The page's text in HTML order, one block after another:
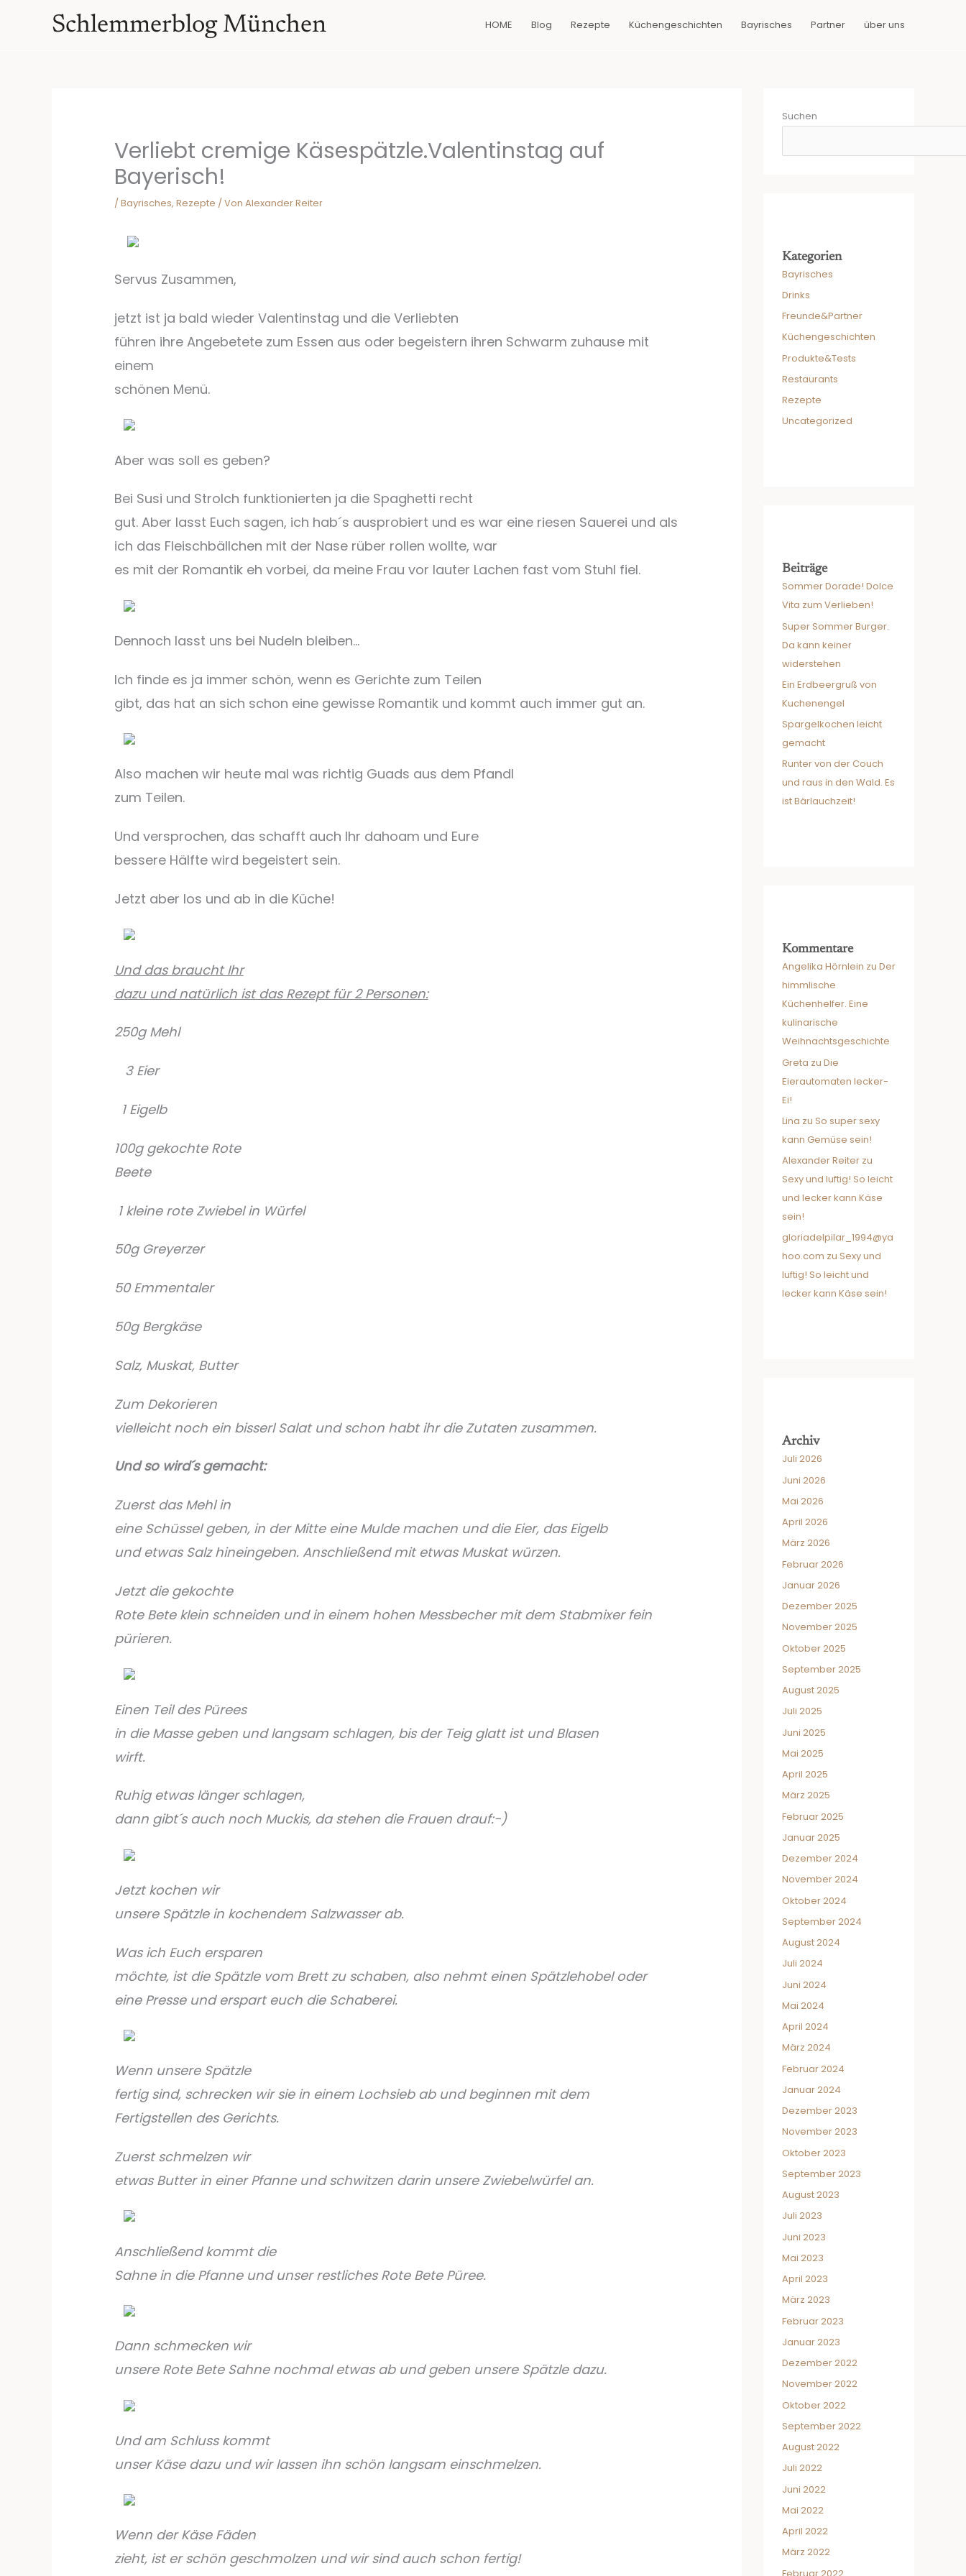
Schlemmerblog München HOME Blog Rezepte Küchengeschichten Bayrisches Partner über uns
Verliebt cremige Käsespätzle.Valentinstag auf
Bayerisch!
/ Bayrisches, Rezepte / Von Alexander Reiter
Servus Zusammen,
jetzt ist ja bald wieder Valentinstag und die Verliebten
führen ihre Angebetete zum Essen aus oder begeistern ihren Schwarm zuhause mit
einem
schönen Menü.
Aber was soll es geben?
Bei Susi und Strolch funktionierten ja die Spaghetti recht
gut. Aber lasst Euch sagen, ich hab´s ausprobiert und es war eine riesen Sauerei und als
ich das Fleischbällchen mit der Nase rüber rollen wollte, war
es mit der Romantik eh vorbei, da meine Frau vor lauter Lachen fast vom Stuhl fiel.
Dennoch lasst uns bei Nudeln bleiben…
Ich finde es ja immer schön, wenn es Gerichte zum Teilen
gibt, das hat an sich schon eine gewisse Romantik und kommt auch immer gut an.
Also machen wir heute mal was richtig Guads aus dem Pfandl
zum Teilen.
Und versprochen, das schafft auch Ihr dahoam und Eure
bessere Hälfte wird begeistert sein.
Jetzt aber los und ab in die Küche!
Und das braucht Ihr
dazu und natürlich ist das Rezept für 2 Personen:
250g Mehl
3 Eier
1 Eigelb
100g gekochte Rote
Beete
1 kleine rote Zwiebel in Würfel
50g Greyerzer
50 Emmentaler
50g Bergkäse
Salz, Muskat, Butter
Zum Dekorieren
vielleicht noch ein bisserl Salat und schon habt ihr die Zutaten zusammen.
Und so wird´s gemacht:
Zuerst das Mehl in
eine Schüssel geben, in der Mitte eine Mulde machen und die Eier, das Eigelb
und etwas Salz hineingeben. Anschließend mit etwas Muskat würzen.
Jetzt die gekochte
Rote Bete klein schneiden und in einem hohen Messbecher mit dem Stabmixer fein
pürieren.
Einen Teil des Pürees
in die Masse geben und langsam schlagen, bis der Teig glatt ist und Blasen
wirft.
Ruhig etwas länger schlagen,
dann gibt´s auch noch Muckis, da stehen die Frauen drauf:-)
Jetzt kochen wir
unsere Spätzle in kochendem Salzwasser ab.
Was ich Euch ersparen
möchte, ist die Spätzle vom Brett zu schaben, also nehmt einen Spätzlehobel oder
eine Presse und erspart euch die Schaberei.
Wenn unsere Spätzle
fertig sind, schrecken wir sie in einem Lochsieb ab und beginnen mit dem
Fertigstellen des Gerichts.
Zuerst schmelzen wir
etwas Butter in einer Pfanne und schwitzen darin unsere Zwiebelwürfel an.
Anschließend kommt die
Sahne in die Pfanne und unser restliches Rote Bete Püree.
Dann schmecken wir
unsere Rote Bete Sahne nochmal etwas ab und geben unsere Spätzle dazu.
Und am Schluss kommt
unser Käse dazu und wir lassen ihn schön langsam einschmelzen.
Wenn der Käse Fäden
zieht, ist er schön geschmolzen und wir sind auch schon fertig!
Suchen
Kategorien
Bayrisches
Drinks
Freunde&Partner
Küchengeschichten
Produkte&Tests
Restaurants
Rezepte
Uncategorized
Beiträge
Sommer Dorade! Dolce
Vita zum Verlieben!
Super Sommer Burger.
Da kann keiner
widerstehen
Ein Erdbeergruß von
Kuchenengel
Spargelkochen leicht
gemacht
Runter von der Couch
und raus in den Wald. Es
ist Bärlauchzeit!
Kommentare
Angelika Hörnlein zu Der
himmlische
Küchenhelfer. Eine
kulinarische
Weihnachtsgeschichte
Greta zu Die
Eierautomaten lecker-
Ei!
Lina zu So super sexy
kann Gemüse sein!
Alexander Reiter zu
Sexy und luftig! So leicht
und lecker kann Käse
sein!
gloriadelpilar_1994@ya
hoo.com zu Sexy und
luftig! So leicht und
lecker kann Käse sein!
Archiv
Juli 2026
Juni 2026
Mai 2026
April 2026
März 2026
Februar 2026
Januar 2026
Dezember 2025
November 2025
Oktober 2025
September 2025
August 2025
Juli 2025
Juni 2025
Mai 2025
April 2025
März 2025
Februar 2025
Januar 2025
Dezember 2024
November 2024
Oktober 2024
September 2024
August 2024
Juli 2024
Juni 2024
Mai 2024
April 2024
März 2024
Februar 2024
Januar 2024
Dezember 2023
November 2023
Oktober 2023
September 2023
August 2023
Juli 2023
Juni 2023
Mai 2023
April 2023
März 2023
Februar 2023
Januar 2023
Dezember 2022
November 2022
Oktober 2022
September 2022
August 2022
Juli 2022
Juni 2022
Mai 2022
April 2022
März 2022
Februar 2022